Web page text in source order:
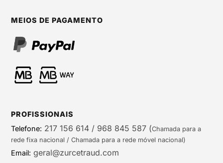
MEIOS DE PAGAMENTO
PROFISSIONAIS
Telefone: 217 156 614 / 968 845 587 (Chamada para a
rede fixa nacional / Chamada para a rede móvel nacional)
Email: geral@zurcetraud.com